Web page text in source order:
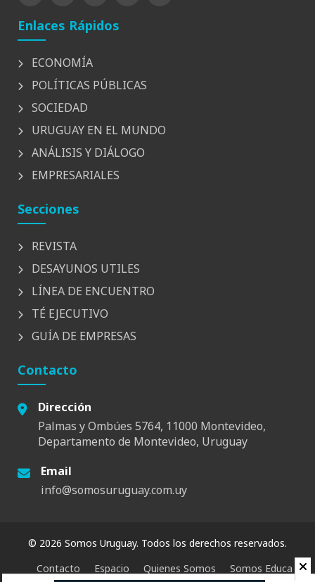
Enlaces Rápidos
ECONOMÍA
POLÍTICAS PÚBLICAS
SOCIEDAD
URUGUAY EN EL MUNDO
ANÁLISIS Y DIÁLOGO
EMPRESARIALES
Secciones
REVISTA
DESAYUNOS UTILES
LÍNEA DE ENCUENTRO
TÉ EJECUTIVO
GUÍA DE EMPRESAS
Contacto
Dirección
Palmas y Ombúes 5764, 11000 Montevideo,
Departamento de Montevideo, Uruguay
Email
info@somosuruguay.com.uy
© 2026 Somos Uruguay. Todos los derechos reservados.
Contacto
Espacio Quienes Somos Somos Educa